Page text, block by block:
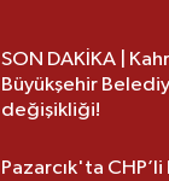
SON DAKİKA |
Büyükşehir
değişikliği!
Pazarcık'ta